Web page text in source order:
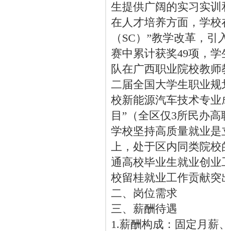
生提供广阔的实习实
在人才培养方面，学
（SC）”教学改革，
赛中累计获奖49项，
队在广西职业院校教
二届全国大学生职业
校新能源汽车技术专
目”（全区仅3所民办
学校坚持高质量就业
上，处于区内同类院
通高校毕业生就业创业
校留桂就业工作贡献突
二、岗位需求
三、薪酬待遇
1.薪酬构成：固定月薪